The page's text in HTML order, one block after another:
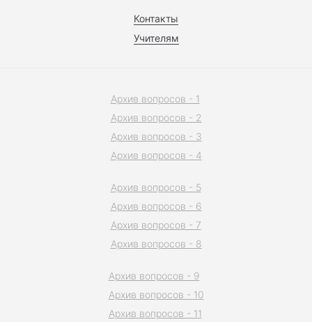
Контакты
Учителям
Архив вопросов - 1
Архив вопросов - 2
Архив вопросов - 3
Архив вопросов - 4
Архив вопросов - 5
Архив вопросов - 6
Архив вопросов - 7
Архив вопросов - 8
Архив вопросов - 9
Архив вопросов - 10
Архив вопросов - 11